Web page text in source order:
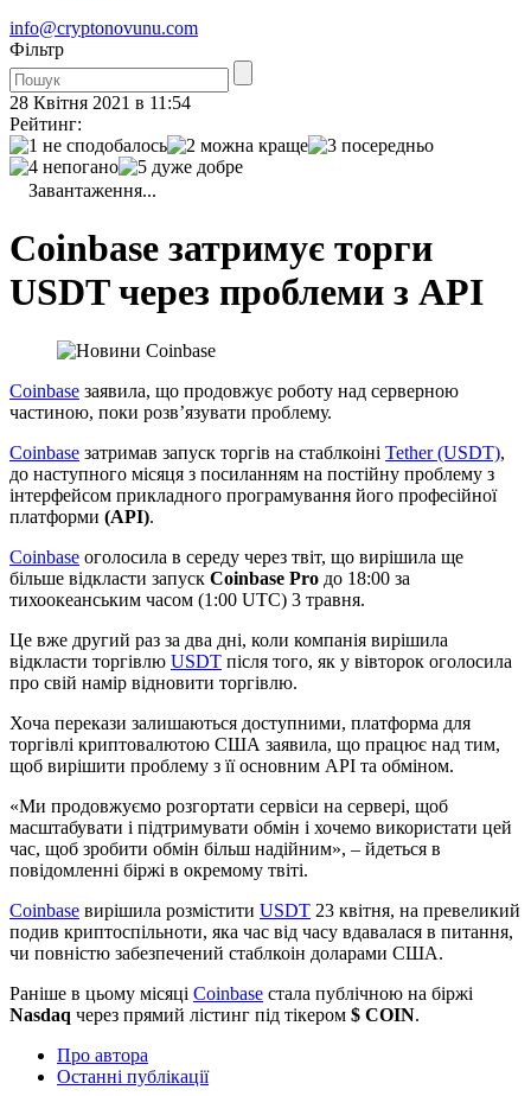
info@cryptonovunu.com
Фiльтр
28 Квітня 2021 в 11:54
Рейтинг:
Завантаження...
Coinbase затримує торги
USDT через проблеми з API
Coinbase заявила, що продовжує роботу над серверною
частиною, поки розв’язувати проблему.
Coinbase затримав запуск торгів на стаблкоіні Tether (USDT),
до наступного місяця з посиланням на постійну проблему з
інтерфейсом прикладного програмування його професійної
платформи (API).
Coinbase оголосила в середу через твіт, що вирішила ще
більше відкласти запуск Coinbase Pro до 18:00 за
тихоокеанським часом (1:00 UTC) 3 травня.
Це вже другий раз за два дні, коли компанія вирішила
відкласти торгівлю USDT після того, як у вівторок оголосила
про свій намір відновити торгівлю.
Хоча перекази залишаються доступними, платформа для
торгівлі криптовалютою США заявила, що працює над тим,
щоб вирішити проблему з її основним API та обміном.
«Ми продовжуємо розгортати сервіси на сервері, щоб
масштабувати і підтримувати обмін і хочемо використати цей
час, щоб зробити обмін більш надійним», – йдеться в
повідомленні біржі в окремому твіті.
Coinbase вирішила розмістити USDT 23 квітня, на превеликий
подив криптоспільноти, яка час від часу вдавалася в питання,
чи повністю забезпечений стаблкоін доларами США.
Раніше в цьому місяці Coinbase стала публічною на біржі
Nasdaq через прямий лістинг під тікером $ COIN.
Про автора
Останні публікації